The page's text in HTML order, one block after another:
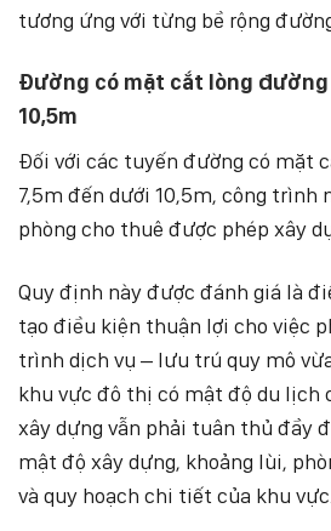
tương ứng với từng bề rộng
Đường có mặt cắt lòng
10,5m
Đối với các tuyến đường có mặt
7,5m đến dưới 10,5m, công trình
phòng cho thuê được phép xây
Quy định này được đánh giá là
tạo điều kiện thuận lợi cho việc
trình dịch vụ – lưu trú quy mô
khu vực đô thị có mật độ du lịch
xây dựng vẫn phải tuân thủ đầy
mật độ xây dựng, khoảng lùi,
và quy hoạch chi tiết của khu vực.